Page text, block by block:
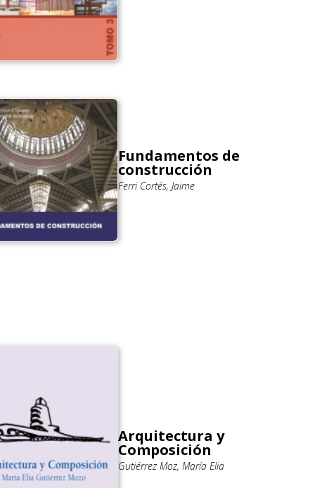
Fundamentos de
construcción
Ferri Cortés, Jaime
Arquitectura y
Composición
Gutiérrez Moz, María Elia